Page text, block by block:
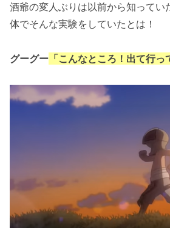
酒爺の変人ぶりは以前から知ってい
体でそんな実験をしていたとは！
グーグー 「こんなところ！出て行っ